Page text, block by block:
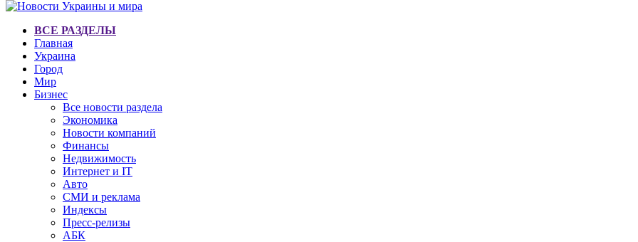
ВСЕ РАЗДЕЛЫ
Главная
Украина
Город
Мир
Бизнес
Все новости раздела
Экономика
Новости компаний
Финансы
Недвижимость
Интернет и IT
Авто
СМИ и реклама
Индексы
Пресс-релизы
АБК